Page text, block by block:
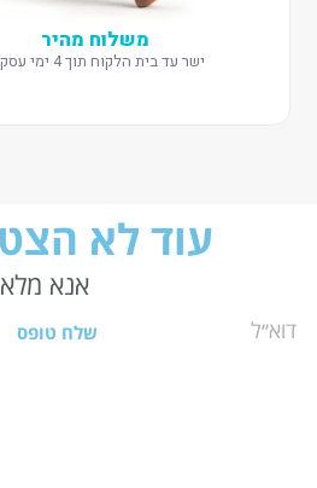
משלוח מהיר
ישר עד בית הלקוח תוך 4 ימי עסקים
עוד לא
אנא
שלח טופס